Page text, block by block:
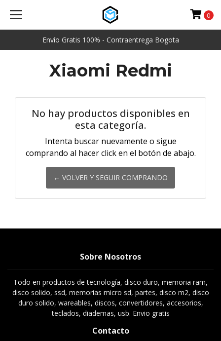
Envío Gratis 100% - Contraentrega Bogota
0
Xiaomi Redmi
No hay productos disponibles en
esta categoría.
Intenta buscar nuevamente o sigue
comprando al hacer click en el botón de abajo.
← VOLVER Y SEGUIR COMPRANDO
Sobre Nosotros
Todo en productos de tecnología, disco duro, memoria ram,
disco solido, ssd, memorias micro sd, partes, disco m2, disco
duro solido, wareables, discos, convertidores, accesorios,
teclados, diademas, usb. Envio gratis
Contacto